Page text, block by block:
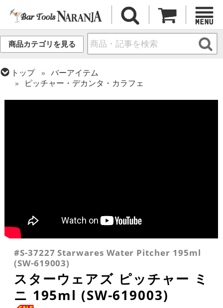
商品カテゴリを見る
トップ
バーアイテム
ピッチャー・デカンタ・カラフェ
#S-37227 Starwares Water Pitcher 195ml
(SW-619003)
スターウェアズ ピッチャー ミ
ニ 195ml (SW-619003)